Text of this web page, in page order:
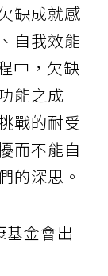
缺成就感
自我效能
中，欠缺
能之成
戰的耐受
而不能自
的深思。
金會出